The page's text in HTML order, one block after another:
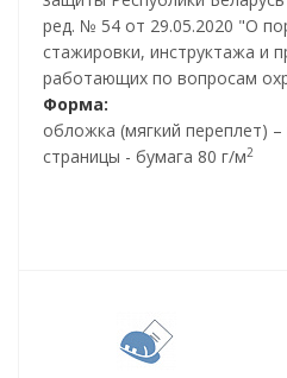
ред. № 54 от 29.05.2020 "О
стажировки, инструктажа и
работающих по вопросам
Форма:
обложка (мягкий переплет)
страницы - бумага 80 г/м2